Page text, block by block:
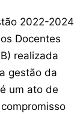
2022-2024
Docentes
realizada
gestão da
um ato de